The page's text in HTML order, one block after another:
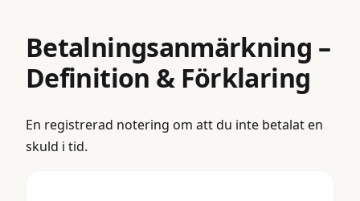
Betalningsanmärkning –
Definition & Förklaring
En registrerad notering om att du inte betalat en
skuld i tid.